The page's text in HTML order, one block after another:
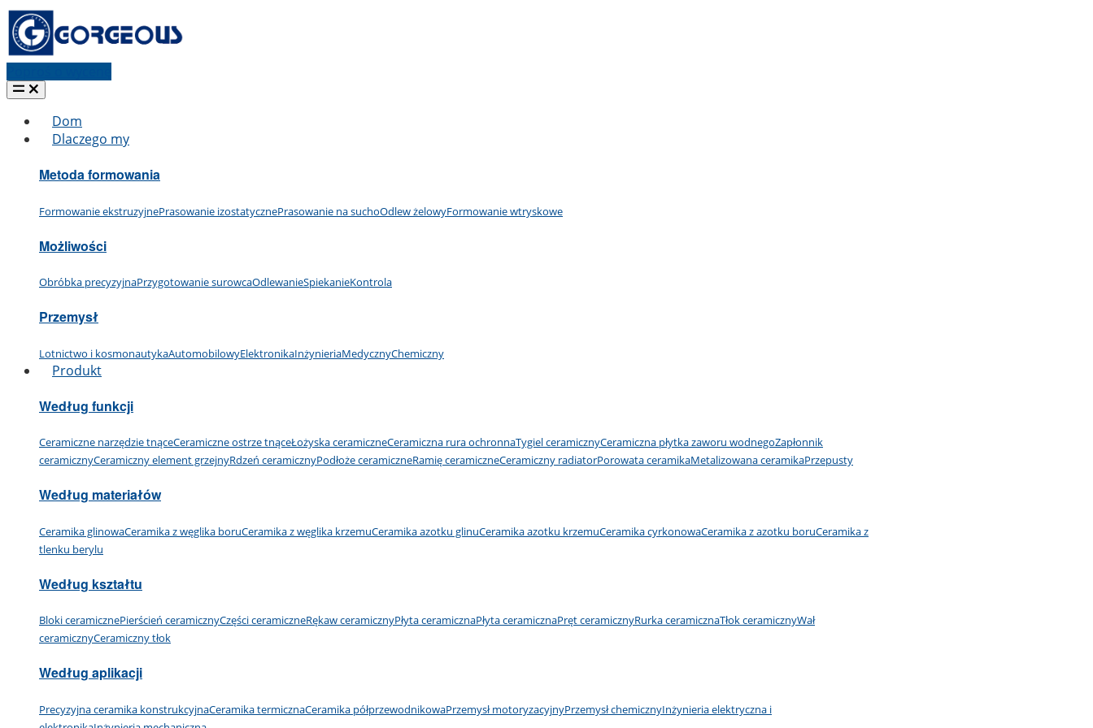
Dom
Dlaczego my
Metoda formowania
Formowanie ekstruzyjnePrasowanie izostatycznePrasowanie na suchoOdlew żelowyFormowanie wtryskowe
Możliwości
Obróbka precyzyjnaPrzygotowanie surowcaOdlewanieSpiekanieKontrola
Przemysł
Lotnictwo i kosmonautykaAutomobilowyElektronikaInżynieriaMedycznyChemiczny
Produkt
Według funkcji
Ceramiczne narzędzie tnąceCeramiczne ostrze tnąceŁożyska ceramiczneCeramiczna rura ochronnaTygiel ceramicznyCeramiczna płytka zaworu wodnegoZapłonnik
ceramicznyCeramiczny element grzejnyRdzeń ceramicznyPodłoże ceramiczneRamię ceramiczneCeramiczny radiatorPorowata ceramikaMetalizowana ceramikaPrzepusty
Według materiałów
Ceramika glinowaCeramika z węglika boruCeramika z węglika krzemuCeramika azotku glinuCeramika azotku krzemuCeramika cyrkonowaCeramika z azotku boruCeramika z
tlenku berylu
Według kształtu
Bloki ceramicznePierścień ceramicznyCzęści ceramiczneRękaw ceramicznyPłyta ceramicznaPłyta ceramicznaPręt ceramicznyRurka ceramicznaTłok ceramicznyWał
ceramicznyCeramiczny tłok
Według aplikacji
Precyzyjna ceramika konstrukcyjnaCeramika termicznaCeramika półprzewodnikowaPrzemysł motoryzacyjnyPrzemysł chemicznyInżynieria elektryczna i